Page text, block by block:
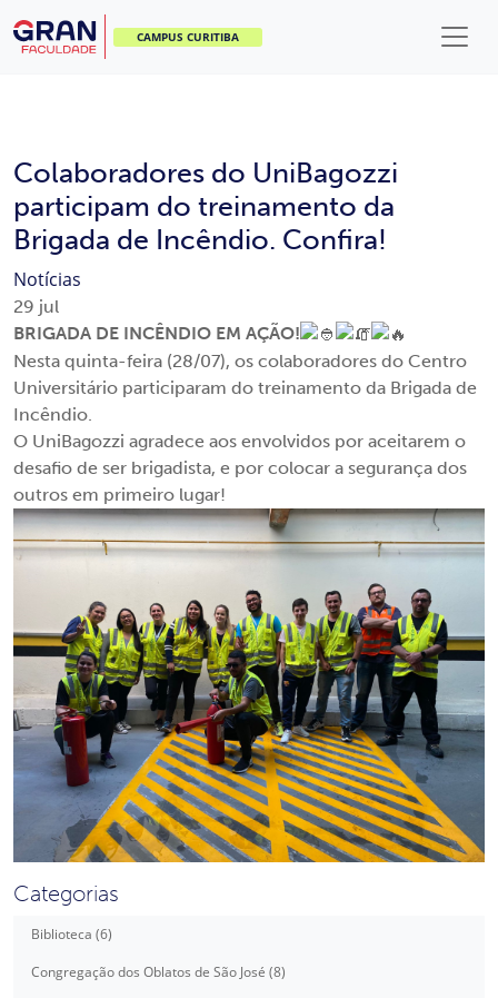
CAMPUS CURITIBA
Colaboradores do UniBagozzi
participam do treinamento da
Brigada de Incêndio. Confira!
Notícias
29 jul
BRIGADA DE INCÊNDIO EM AÇÃO!
Nesta quinta-feira (28/07), os colaboradores do Centro
Universitário participaram do treinamento da Brigada de
Incêndio.
O UniBagozzi agradece aos envolvidos por aceitarem o
desafio de ser brigadista, e por colocar a segurança dos
outros em primeiro lugar!
Categorias
Biblioteca (6)
Congregação dos Oblatos de São José (8)